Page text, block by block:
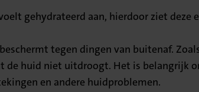
gehydrateerd aan, hierdoor ziet deze
tegen dingen van buitenaf.
huid niet uitdroogt. Het is belangrijk
en andere huidproblemen.